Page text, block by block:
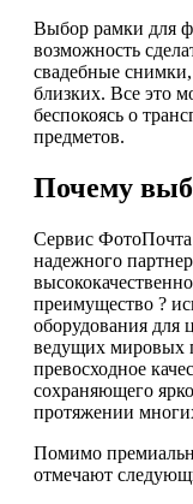
Выбор рамки для
возможность
свадебные
близких. Все это
беспокоясь о
предметов.
Почему
Сервис ФотоПочта
надежного
преимущество ?
оборудования для
ведущих мировых
превосходное
сохраняющего
протяжении
Помимо
отмечают